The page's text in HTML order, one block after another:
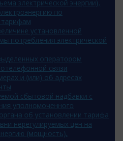
электрической энергии),
по
установленной
потребления электрической
оператором
связи
и (или) об адресах
сбытовой надбавки с
уполномоченного
об установлении тарифа
нерегулируемых цен на
(мощность),